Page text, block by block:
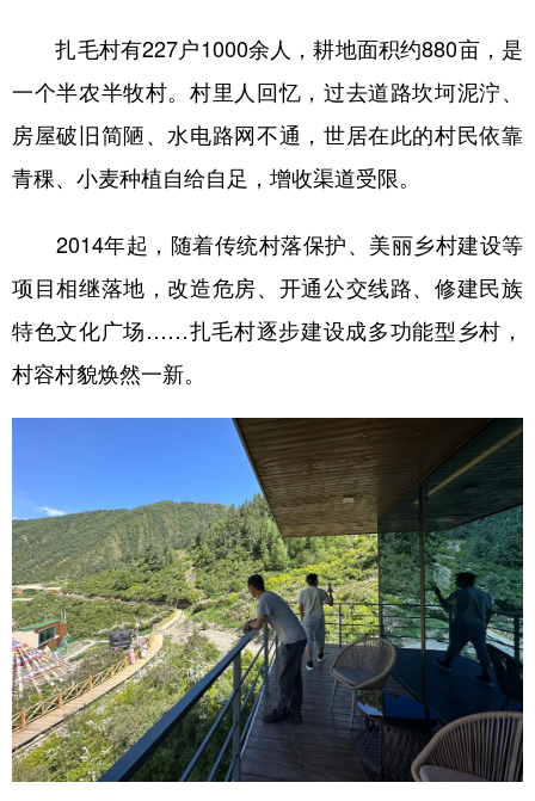
English Español Français عربى
Русский язык 日本語 한국어
Deutsch Português
扎毛村有227户1000余人，耕地面积约880亩，是
一个半农半牧村。村里人回忆，过去道路坎坷泥泞、
房屋破旧简陋、水电路网不通，世居在此的村民依靠
青稞、小麦种植自给自足，增收渠道受限。
2014年起，随着传统村落保护、美丽乡村建设等
项目相继落地，改造危房、开通公交线路、修建民族
特色文化广场……扎毛村逐步建设成多功能型乡村，
村容村貌焕然一新。